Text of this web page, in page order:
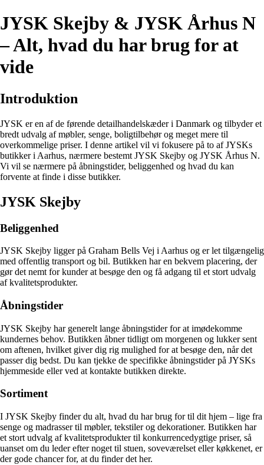
JYSK Skejby & JYSK Århus N
– Alt, hvad du har brug for at
vide
Introduktion
JYSK er en af de førende detailhandelskæder i Danmark og tilbyder et
bredt udvalg af møbler, senge, boligtilbehør og meget mere til
overkommelige priser. I denne artikel vil vi fokusere på to af JYSKs
butikker i Aarhus, nærmere bestemt JYSK Skejby og JYSK Århus N.
Vi vil se nærmere på åbningstider, beliggenhed og hvad du kan
forvente at finde i disse butikker.
JYSK Skejby
Beliggenhed
JYSK Skejby ligger på Graham Bells Vej i Aarhus og er let tilgængelig
med offentlig transport og bil. Butikken har en bekvem placering, der
gør det nemt for kunder at besøge den og få adgang til et stort udvalg
af kvalitetsprodukter.
Åbningstider
JYSK Skejby har generelt lange åbningstider for at imødekomme
kundernes behov. Butikken åbner tidligt om morgenen og lukker sent
om aftenen, hvilket giver dig rig mulighed for at besøge den, når det
passer dig bedst. Du kan tjekke de specifikke åbningstider på JYSKs
hjemmeside eller ved at kontakte butikken direkte.
Sortiment
I JYSK Skejby finder du alt, hvad du har brug for til dit hjem – lige fra
senge og madrasser til møbler, tekstiler og dekorationer. Butikken har
et stort udvalg af kvalitetsprodukter til konkurrencedygtige priser, så
uanset om du leder efter noget til stuen, soveværelset eller køkkenet, er
der gode chancer for, at du finder det her.